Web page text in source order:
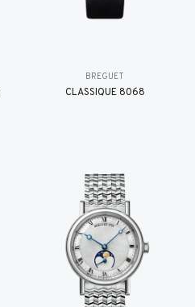
BREGUET
CLASSIQUE 8068